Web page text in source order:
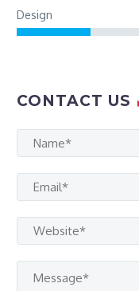
Design
CONTACT US